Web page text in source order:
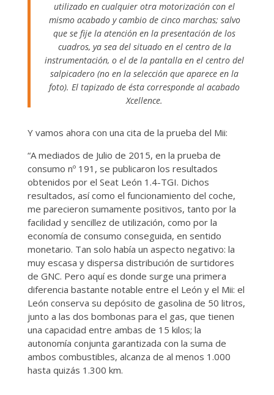
utilizado en cualquier otra motorización con el
mismo acabado y cambio de cinco marchas; salvo
que se fije la atención en la presentación de los
cuadros, ya sea del situado en el centro de la
instrumentación, o el de la pantalla en el centro del
salpicadero (no en la selección que aparece en la
foto). El tapizado de ésta corresponde al acabado
Xcellence.
Y vamos ahora con una cita de la prueba del Mii:
“A mediados de Julio de 2015, en la prueba de
consumo nº 191, se publicaron los resultados
obtenidos por el Seat León 1.4-TGI. Dichos
resultados, así como el funcionamiento del coche,
me parecieron sumamente positivos, tanto por la
facilidad y sencillez de utilización, como por la
economía de consumo conseguida, en sentido
monetario. Tan solo había un aspecto negativo: la
muy escasa y dispersa distribución de surtidores
de GNC. Pero aquí es donde surge una primera
diferencia bastante notable entre el León y el Mii: el
León conserva su depósito de gasolina de 50 litros,
junto a las dos bombonas para el gas, que tienen
una capacidad entre ambas de 15 kilos; la
autonomía conjunta garantizada con la suma de
ambos combustibles, alcanza de al menos 1.000
hasta quizás 1.300 km.